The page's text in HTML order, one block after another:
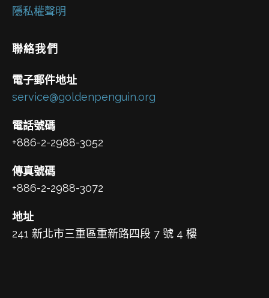
隱私權聲明
聯絡我們
電子郵件地址
service@goldenpenguin.org
電話號碼
+886-2-2988-3052
傳真號碼
+886-2-2988-3072
地址
241 新北市三重區重新路四段 7 號 4 樓